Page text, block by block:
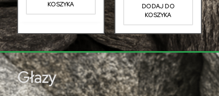
KOSZYKA
DODAJ DO
KOSZYKA
Głazy